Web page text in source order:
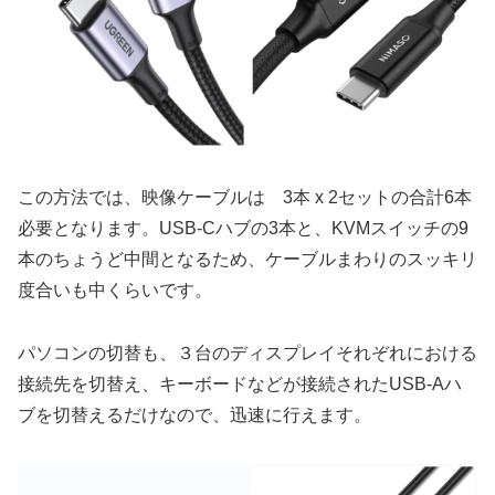
この方法では、映像ケーブルは 3本 x 2セットの合計6本
必要となります。USB-Cハブの3本と、KVMスイッチの9
本のちょうど中間となるため、ケーブルまわりのスッキリ
度合いも中くらいです。
パソコンの切替も、３台のディスプレイそれぞれにおける
接続先を切替え、キーボードなどが接続されたUSB-Aハ
ブを切替えるだけなので、迅速に行えます。